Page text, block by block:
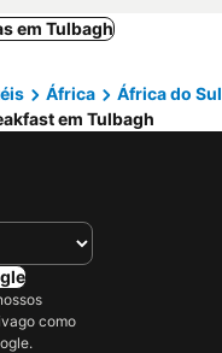
em Tulbagh
África África do Sul
em Tulbagh
como